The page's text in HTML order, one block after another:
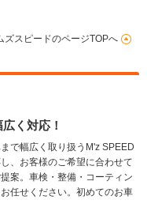
スピードのページTOPへ
く対応！
で幅広く取り扱うM'z SPEED
、お客様のご希望に合わせて
案。車検・整備・コーティン
任せください。初めてのお車